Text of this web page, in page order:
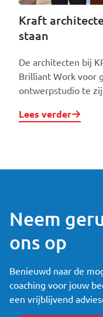
Kraft
staan
De architecten bij
Brilliant Work voor
ontwerpstudio te
Lees verder
Neem
ons op
Benieuwd naar de
coaching voor jouw
een vrijblijvend